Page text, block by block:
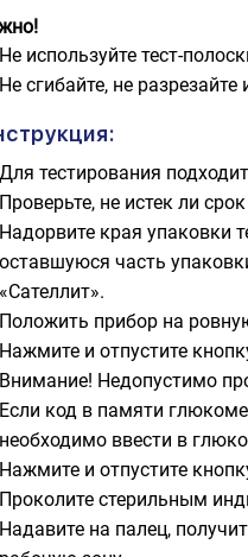
Не используйте тест-
Не сгибайте, не
Для тестирования
Проверьте, не истек ли
Надорвите края упаковки
оставшуюся часть
«Сателлит».
Положить прибор на
Нажмите и отпустите
Внимание! Недопустимо
Если код в памяти
необходимо ввести в
Нажмите и отпустите
Проколите стерильным
Надавите на палец,